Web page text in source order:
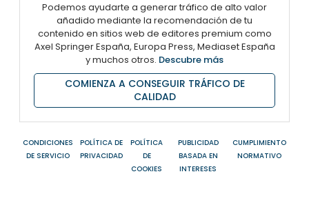
Podemos ayudarte a generar tráfico de alto valor
añadido mediante la recomendación de tu
contenido en sitios web de editores premium como
Axel Springer España, Europa Press, Mediaset España
y muchos otros. Descubre más
COMIENZA A CONSEGUIR TRÁFICO DE
CALIDAD
CONDICIONES
DE SERVICIO
POLÍTICA DE
PRIVACIDAD
POLÍTICA
DE
COOKIES
PUBLICIDAD
BASADA EN
INTERESES
CUMPLIMIENTO
NORMATIVO